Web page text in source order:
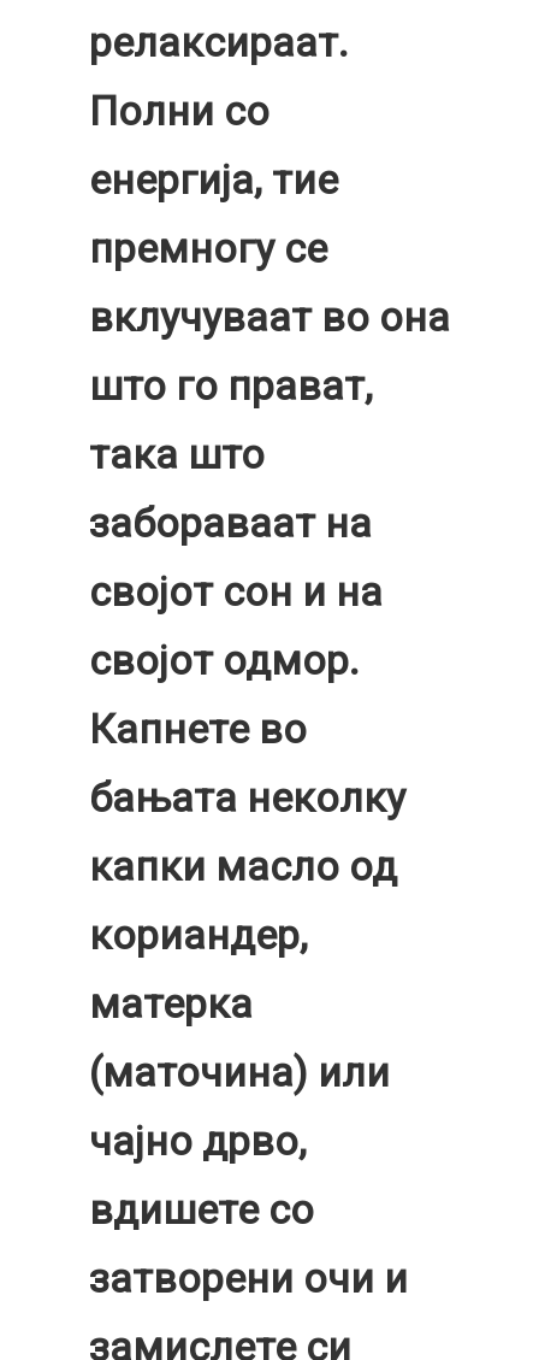
релаксираат.
Полни со
енергија, тие
премногу се
вклучуваат во она
што го прават,
така што
забораваат на
својот сон и на
својот одмор.
Капнете во
бањата неколку
капки масло од
кориандер,
матерка
(маточина) или
чајно дрво,
вдишете со
затворени очи и
замислете си